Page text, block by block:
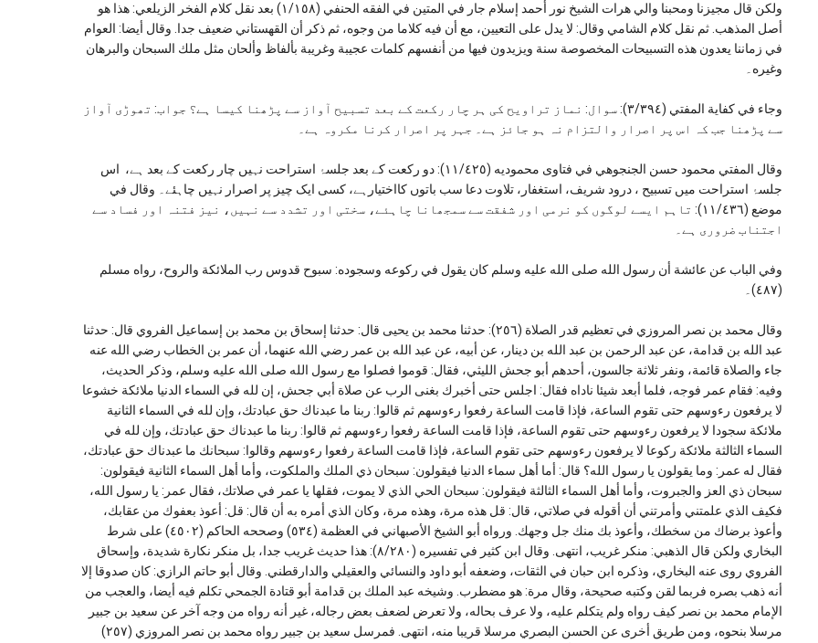
ولكن قال مجيزنا ومحبنا والي هرات الشيخ نور أحمد إسلام جار في المتين في الفقه الحنفي (١/١٥٨) بعد نقل كلام الفخر الزيلعي: هذا هو
أصل المذهب. ثم نقل كلام الشامي وقال: لا يدل على التعيين، مع أن فيه كلاما من وجوه، ثم ذكر أن القهستاني ضعيف جدا. وقال أيضا: العوام
في زماننا يعدون هذه التسبيحات المخصوصة سنة ويزيدون فيها من أنفسهم كلمات عجيبة وغريبة بألفاظ وألحان مثل ملك السبحان والبرهان
وغيره۔
وجاء في كفاية المفتي (٣/٣٩٤): سوال: نماز تراویح کی ہر چار رکعت کے بعد تسبیح آواز سے پڑھنا کیسا ہے؟ جواب: تھوڑی آواز
سے پڑھنا جب کہ اس پر اصرار والتزام نہ ہو جائز ہے۔ جہر پر اصرار کرنا مکروہ ہے۔
وقال المفتي محمود حسن الجنجوهي في فتاوى محموديه (١١/٤٢٥): دو رکعت کے بعد جلسۂ استراحت نہیں چار رکعت کے بعد ہے، اس
جلسۂ استراحت میں تسبیح ، درود شریف، استغفار، تلاوت دعا سب باتوں کااختیارہے، كسی ایک چیز پر اصرار نہیں چاہئے۔ وقال في
موضع (١١/٤٣٦): تاہم ایسے لوگوں کو نرمی اور شفقت سے سمجھانا چاہئے، سختی اور تشدد سے نہیں، نیز فتنہ اور فساد سے
اجتناب ضروری ہے۔
وفي الباب عن عائشة أن رسول الله صلى الله عليه وسلم كان يقول في ركوعه وسجوده: سبوح قدوس رب الملائكة والروح، رواه مسلم
(٤٨٧)۔
وقال محمد بن نصر المروزي في تعظيم قدر الصلاة (٢٥٦): حدثنا محمد بن يحيى قال: حدثنا إسحاق بن محمد بن إسماعيل الفروي قال: حدثنا
عبد الله بن قدامة، عن عبد الرحمن بن عبد الله بن دينار، عن أبيه، عن عبد الله بن عمر رضي الله عنهما، أن عمر بن الخطاب رضي الله عنه
جاء والصلاة قائمة، ونفر ثلاثة جالسون، أحدهم أبو جحش الليثي، فقال: قوموا فصلوا مع رسول الله صلى الله عليه وسلم، وذكر الحديث،
وفيه: فقام عمر فوجه، فلما أبعد شيئا ناداه فقال: اجلس حتى أخبرك بغنى الرب عن صلاة أبي جحش، إن لله في السماء الدنيا ملائكة خشوعا
لا يرفعون رءوسهم حتى تقوم الساعة، فإذا قامت الساعة رفعوا رءوسهم ثم قالوا: ربنا ما عبدناك حق عبادتك، وإن لله في السماء الثانية
ملائكة سجودا لا يرفعون رءوسهم حتى تقوم الساعة، فإذا قامت الساعة رفعوا رءوسهم ثم قالوا: ربنا ما عبدناك حق عبادتك، وإن لله في
السماء الثالثة ملائكة ركوعا لا يرفعون رءوسهم حتى تقوم الساعة، فإذا قامت الساعة رفعوا رءوسهم وقالوا: سبحانك ما عبدناك حق عبادتك،
فقال له عمر: وما يقولون يا رسول الله؟ قال: أما أهل سماء الدنيا فيقولون: سبحان ذي الملك والملكوت، وأما أهل السماء الثانية فيقولون:
سبحان ذي العز والجبروت، وأما أهل السماء الثالثة فيقولون: سبحان الحي الذي لا يموت، فقلها يا عمر في صلاتك، فقال عمر: يا رسول الله،
فكيف الذي علمتني وأمرتني أن أقوله في صلاتي، قال: قل هذه مرة، وهذه مرة، وكان الذي أمره به أن قال: قل: أعوذ بعفوك من عقابك،
وأعوذ برضاك من سخطك، وأعوذ بك منك جل وجهك. ورواه أبو الشيخ الأصبهاني في العظمة (٥٣٤) وصححه الحاكم (٤٥٠٢) على شرط
البخاري ولكن قال الذهبي: منكر غريب، انتهى. وقال ابن كثير في تفسيره (٨/٢٨٠): هذا حديث غريب جدا، بل منكر نكارة شديدة، وإسحاق
الفروي روى عنه البخاري، وذكره ابن حبان في الثقات، وضعفه أبو داود والنسائي والعقيلي والدارقطني. وقال أبو حاتم الرازي: كان صدوقا إلا
أنه ذهب بصره فربما لقن وكتبه صحيحة، وقال مرة: هو مضطرب. وشيخه عبد الملك بن قدامة أبو قتادة الجمحي تكلم فيه أيضا، والعجب من
الإمام محمد بن نصر كيف رواه ولم يتكلم عليه، ولا عرف بحاله، ولا تعرض لضعف بعض رجاله، غير أنه رواه من وجه آخر عن سعيد بن جبير
مرسلا بنحوه، ومن طريق أخرى عن الحسن البصري مرسلا قريبا منه، انتهى. فمرسل سعيد بن جبير رواه محمد بن نصر المروزي (٢٥٧)